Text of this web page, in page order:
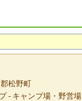
松野町
- キャンプ場・野営場